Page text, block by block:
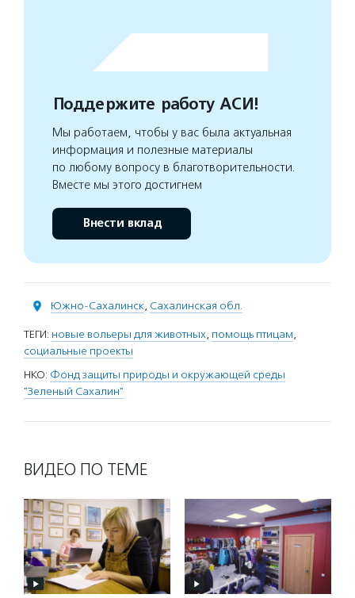
Поддержите работу АСИ!
Мы работаем, чтобы у вас была актуальная
информация и полезные материалы
по любому вопросу в благотворительности.
Вместе мы этого достигнем
Внести вклад
Южно-Сахалинск, Сахалинская обл.
ТЕГИ: новые вольеры для животных, помощь птицам,
социальные проекты
НКО: Фонд защиты природы и окружающей среды
"Зеленый Сахалин"
ВИДЕО ПО ТЕМЕ